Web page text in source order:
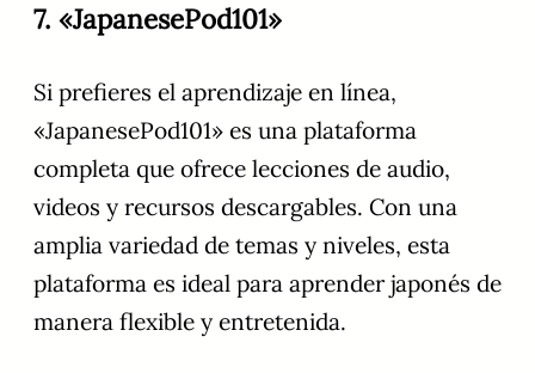
7. «JapanesePod101»
Si prefieres el aprendizaje en línea,
«JapanesePod101» es una plataforma
completa que ofrece lecciones de audio,
videos y recursos descargables. Con una
amplia variedad de temas y niveles, esta
plataforma es ideal para aprender japonés de
manera flexible y entretenida.